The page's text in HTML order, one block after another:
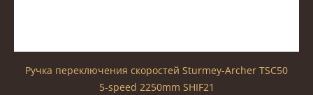
Ручка переключения скоростей Sturmey-Archer TSC50
5-speed 2250mm SHIF21